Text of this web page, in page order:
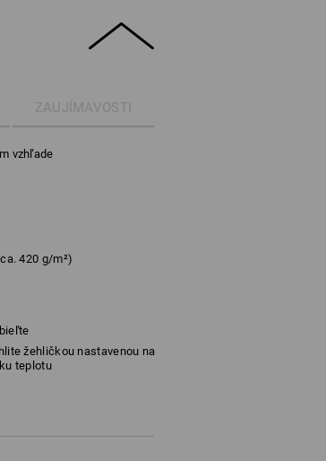
ZAUJÍMAVOSTI
vzhľade
420 g/m²)
žehličkou nastavenou na
teplotu